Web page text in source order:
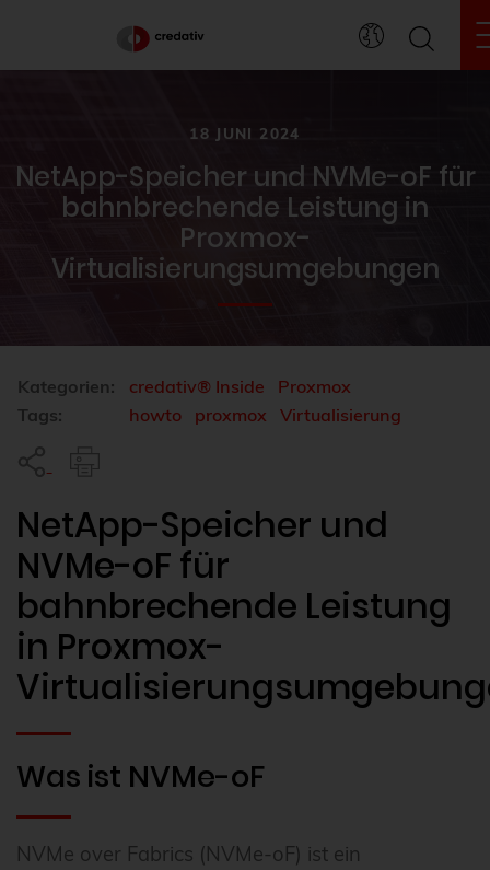
18 JUNI 2024
NetApp-Speicher und NVMe-oF für
bahnbrechende Leistung in
Proxmox-
Virtualisierungsumgebungen
Kategorien: credativ® Inside
Proxmox
Tags:
howto proxmox Virtualisierung
NetApp-Speicher und
NVMe-oF für
bahnbrechende Leistung
in Proxmox-
Was ist NVMe-oF
NVMe over Fabrics (NVMe-oF) ist ein